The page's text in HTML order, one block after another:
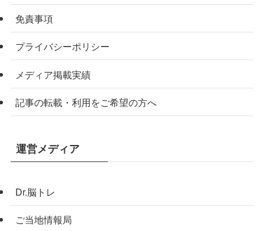
免責事項
プライバシーポリシー
メディア掲載実績
記事の転載・利用をご希望の方へ
運営メディア
Dr.脳トレ
ご当地情報局